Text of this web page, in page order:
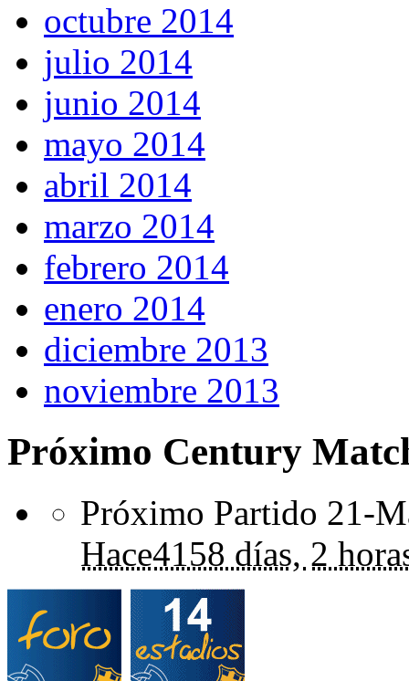
octubre 2014
julio 2014
junio 2014
mayo 2014
abril 2014
marzo 2014
febrero 2014
enero 2014
diciembre 2013
noviembre 2013
Próximo Century
Próximo Partido 21-
Hace4158 días, 2